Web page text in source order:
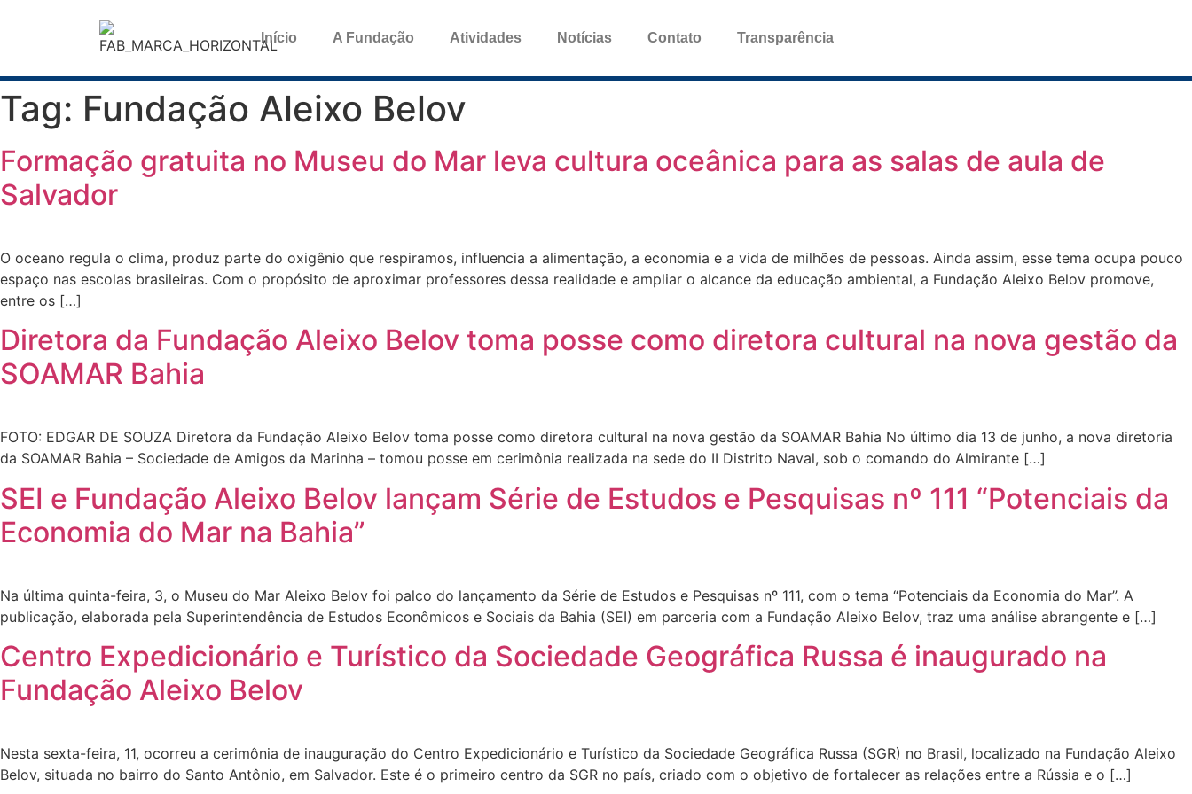
Início A Fundação Atividades Notícias Contato Transparência
Tag: Fundação Aleixo Belov
Formação gratuita no Museu do Mar leva cultura oceânica para as salas de aula de
Salvador
O oceano regula o clima, produz parte do oxigênio que respiramos, influencia a alimentação, a economia e a vida de milhões de pessoas. Ainda assim, esse tema ocupa pouco
espaço nas escolas brasileiras. Com o propósito de aproximar professores dessa realidade e ampliar o alcance da educação ambiental, a Fundação Aleixo Belov promove,
entre os […]
Diretora da Fundação Aleixo Belov toma posse como diretora cultural na nova gestão da
SOAMAR Bahia
FOTO: EDGAR DE SOUZA Diretora da Fundação Aleixo Belov toma posse como diretora cultural na nova gestão da SOAMAR Bahia No último dia 13 de junho, a nova diretoria
da SOAMAR Bahia – Sociedade de Amigos da Marinha – tomou posse em cerimônia realizada na sede do II Distrito Naval, sob o comando do Almirante […]
SEI e Fundação Aleixo Belov lançam Série de Estudos e Pesquisas nº 111 “Potenciais da
Economia do Mar na Bahia”
Na última quinta-feira, 3, o Museu do Mar Aleixo Belov foi palco do lançamento da Série de Estudos e Pesquisas nº 111, com o tema “Potenciais da Economia do Mar”. A
publicação, elaborada pela Superintendência de Estudos Econômicos e Sociais da Bahia (SEI) em parceria com a Fundação Aleixo Belov, traz uma análise abrangente e […]
Centro Expedicionário e Turístico da Sociedade Geográfica Russa é inaugurado na
Fundação Aleixo Belov
Nesta sexta-feira, 11, ocorreu a cerimônia de inauguração do Centro Expedicionário e Turístico da Sociedade Geográfica Russa (SGR) no Brasil, localizado na Fundação Aleixo
Belov, situada no bairro do Santo Antônio, em Salvador. Este é o primeiro centro da SGR no país, criado com o objetivo de fortalecer as relações entre a Rússia e o […]